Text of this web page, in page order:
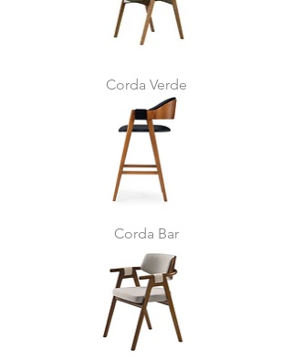
Corda Verde
Corda Bar